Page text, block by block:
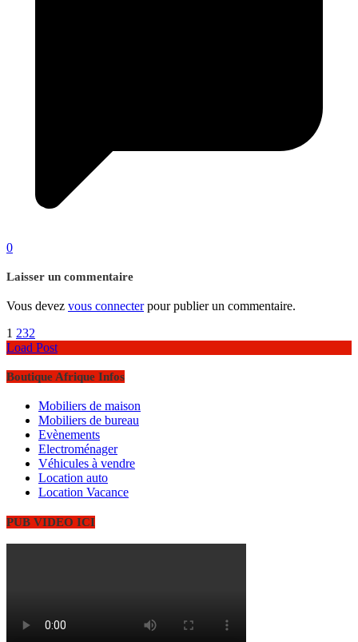
0
Laisser un commentaire
Vous devez vous connecterpour publier un commentaire.
1 232
Load Post
Boutique Afrique Infos
Mobiliers de maison
Mobiliers de bureau
Evènements
Electroménager
Véhicules à vendre
Location auto
Location Vacance
PUB VIDEO ICI